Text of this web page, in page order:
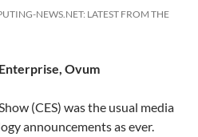
NEWS.NET: LATEST FROM THE
Ovum
(CES) was the usual media
announcements as ever.